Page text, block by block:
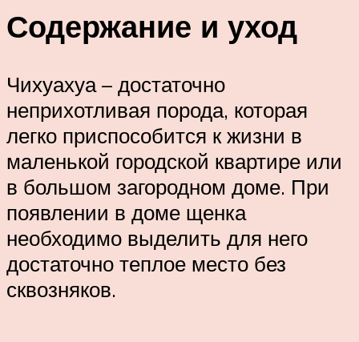
Содержание и уход
Чихуахуа – достаточно
неприхотливая порода, которая
легко приспособится к жизни в
маленькой городской квартире или
в большом загородном доме. При
появлении в доме щенка
необходимо выделить для него
достаточно теплое место без
сквозняков.